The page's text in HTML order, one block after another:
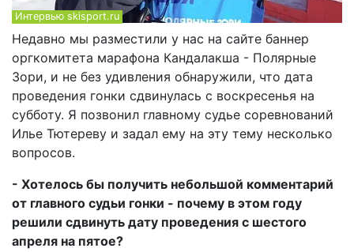
Интервью skisport.ru
Недавно мы разместили у нас на сайте баннер
оргкомитета марафона Кандалакша - Полярные
Зори, и не без удивления обнаружили, что дата
проведения гонки сдвинулась с воскресенья на
субботу. Я позвонил главному судье соревнований
Илье Тютереву и задал ему на эту тему несколько
вопросов.
- Хотелось бы получить небольшой комментарий
от главного судьи гонки - почему в этом году
решили сдвинуть дату проведения с шестого
апреля на пятое?